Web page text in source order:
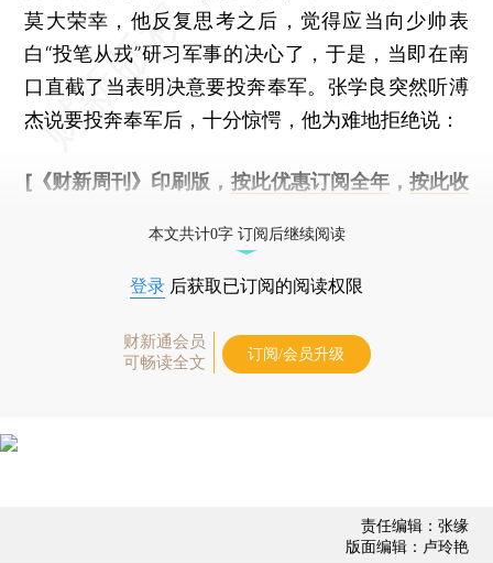
莫大荣幸，他反复思考之后，觉得应当向少帅表
白“投笔从戎”研习军事的决心了，于是，当即在南
口直截了当表明决意要投奔奉军。张学良突然听溥
杰说要投奔奉军后，十分惊愕，他为难地拒绝说：
[《财新周刊》印刷版， 按此优惠订阅全年， 按此收
本文共计0字 订阅后继续阅读
登录 后获取已订阅的阅读权限
财新通会员
可畅读全文
订阅/会员升级
责任编辑：张缘
版面编辑：卢玲艳